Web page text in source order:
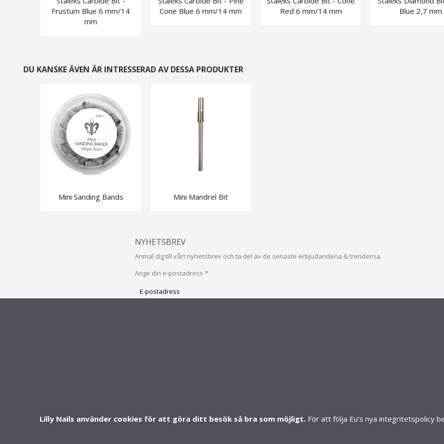
Lilly Nails använder cookies för att göra ditt besök så bra som möjligt. För att följa Eu’s nya integritetspolicy
Frustum Blue 6 mm/14
mm
Cone Blue 6 mm/14 mm
Red 6 mm/14 mm
Blue 2,7 mm
DU KANSKE ÄVEN ÄR INTRESSERAD AV DESSA PRODUKTER
Mini Sanding Bands Mini Mandrel Bit
NYHETSBREV
Anmäl dig till vårt nyhetsbrev och ta del av de senaste erbjudandena & trenderna.
Ange din e-postadress *
Prenumerera
FAQ - Vanliga frågor
Butiker